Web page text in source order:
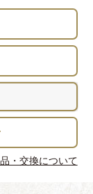
・交換について